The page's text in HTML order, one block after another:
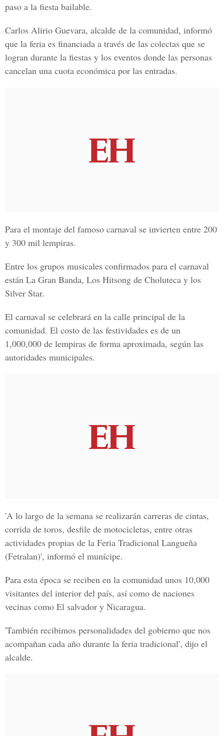
paso a la fiesta bailable.
Carlos Alirio Guevara, alcalde de la comunidad, informó
que la feria es financiada a través de las colectas que se
logran durante la fiestas y los eventos donde las personas
cancelan una cuota económica por las entradas.
Para el montaje del famoso carnaval se invierten entre 200
y 300 mil lempiras.
Entre los grupos musicales confirmados para el carnaval
están La Gran Banda, Los Hitsong de Choluteca y los
Silver Star.
El carnaval se celebrará en la calle principal de la
comunidad. El costo de las festividades es de un
1,000,000 de lempiras de forma aproximada, según las
autoridades municipales.
'A lo largo de la semana se realizarán carreras de cintas,
corrida de toros, desfile de motocicletas, entre otras
actividades propias de la Feria Tradicional Langueña
(Fetralan)', informó el munícipe.
Para esta época se reciben en la comunidad unos 10,000
visitantes del interior del país, así como de naciones
vecinas como El salvador y Nicaragua.
'También recibimos personalidades del gobierno que nos
acompañan cada año durante la feria tradicional', dijo el
alcalde.